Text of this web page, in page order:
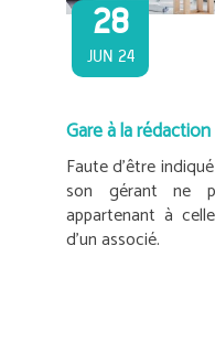
28
JUN 24
Gare à la rédaction
Faute d’être
son gérant ne
appartenant à
d’un associé.